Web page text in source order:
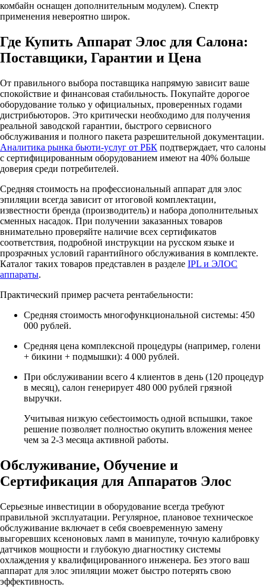
комбайн оснащен дополнительным модулем). Спектр
применения невероятно широк.
Где Купить Аппарат Элос для Салона:
Поставщики, Гарантии и Цена
От правильного выбора поставщика напрямую зависит ваше
спокойствие и финансовая стабильность. Покупайте дорогое
оборудование только у официальных, проверенных годами
дистрибьюторов. Это критически необходимо для получения
реальной заводской гарантии, быстрого сервисного
обслуживания и полного пакета разрешительной документации.
Аналитика рынка бьюти-услуг от РБК подтверждает, что салоны
с сертифицированным оборудованием имеют на 40% больше
доверия среди потребителей.
Средняя стоимость на профессиональный аппарат для элос
эпиляции всегда зависит от итоговой комплектации,
известности бренда (производитель) и набора дополнительных
сменных насадок. При получении заказанных товаров
внимательно проверяйте наличие всех сертификатов
соответствия, подробной инструкции на русском языке и
прозрачных условий гарантийного обслуживания в комплекте.
Каталог таких товаров представлен в разделе IPL и ЭЛОС
аппараты.
Практический пример расчета рентабельности:
Средняя стоимость многофункциональной системы: 450
000 рублей.
Средняя цена комплексной процедуры (например, голени
+ бикини + подмышки): 4 000 рублей.
При обслуживании всего 4 клиентов в день (120 процедур
в месяц), салон генерирует 480 000 рублей грязной
выручки.
Учитывая низкую себестоимость одной вспышки, такое
решение позволяет полностью окупить вложения менее
чем за 2-3 месяца активной работы.
Обслуживание, Обучение и
Сертификация для Аппаратов Элос
Серьезные инвестиции в оборудование всегда требуют
правильной эксплуатации. Регулярное, плановое техническое
обслуживание включает в себя своевременную замену
выгоревших ксеноновых ламп в манипуле, точную калибровку
датчиков мощности и глубокую диагностику системы
охлаждения у квалифицированного инженера. Без этого ваш
аппарат для элос эпиляции может быстро потерять свою
эффективность.